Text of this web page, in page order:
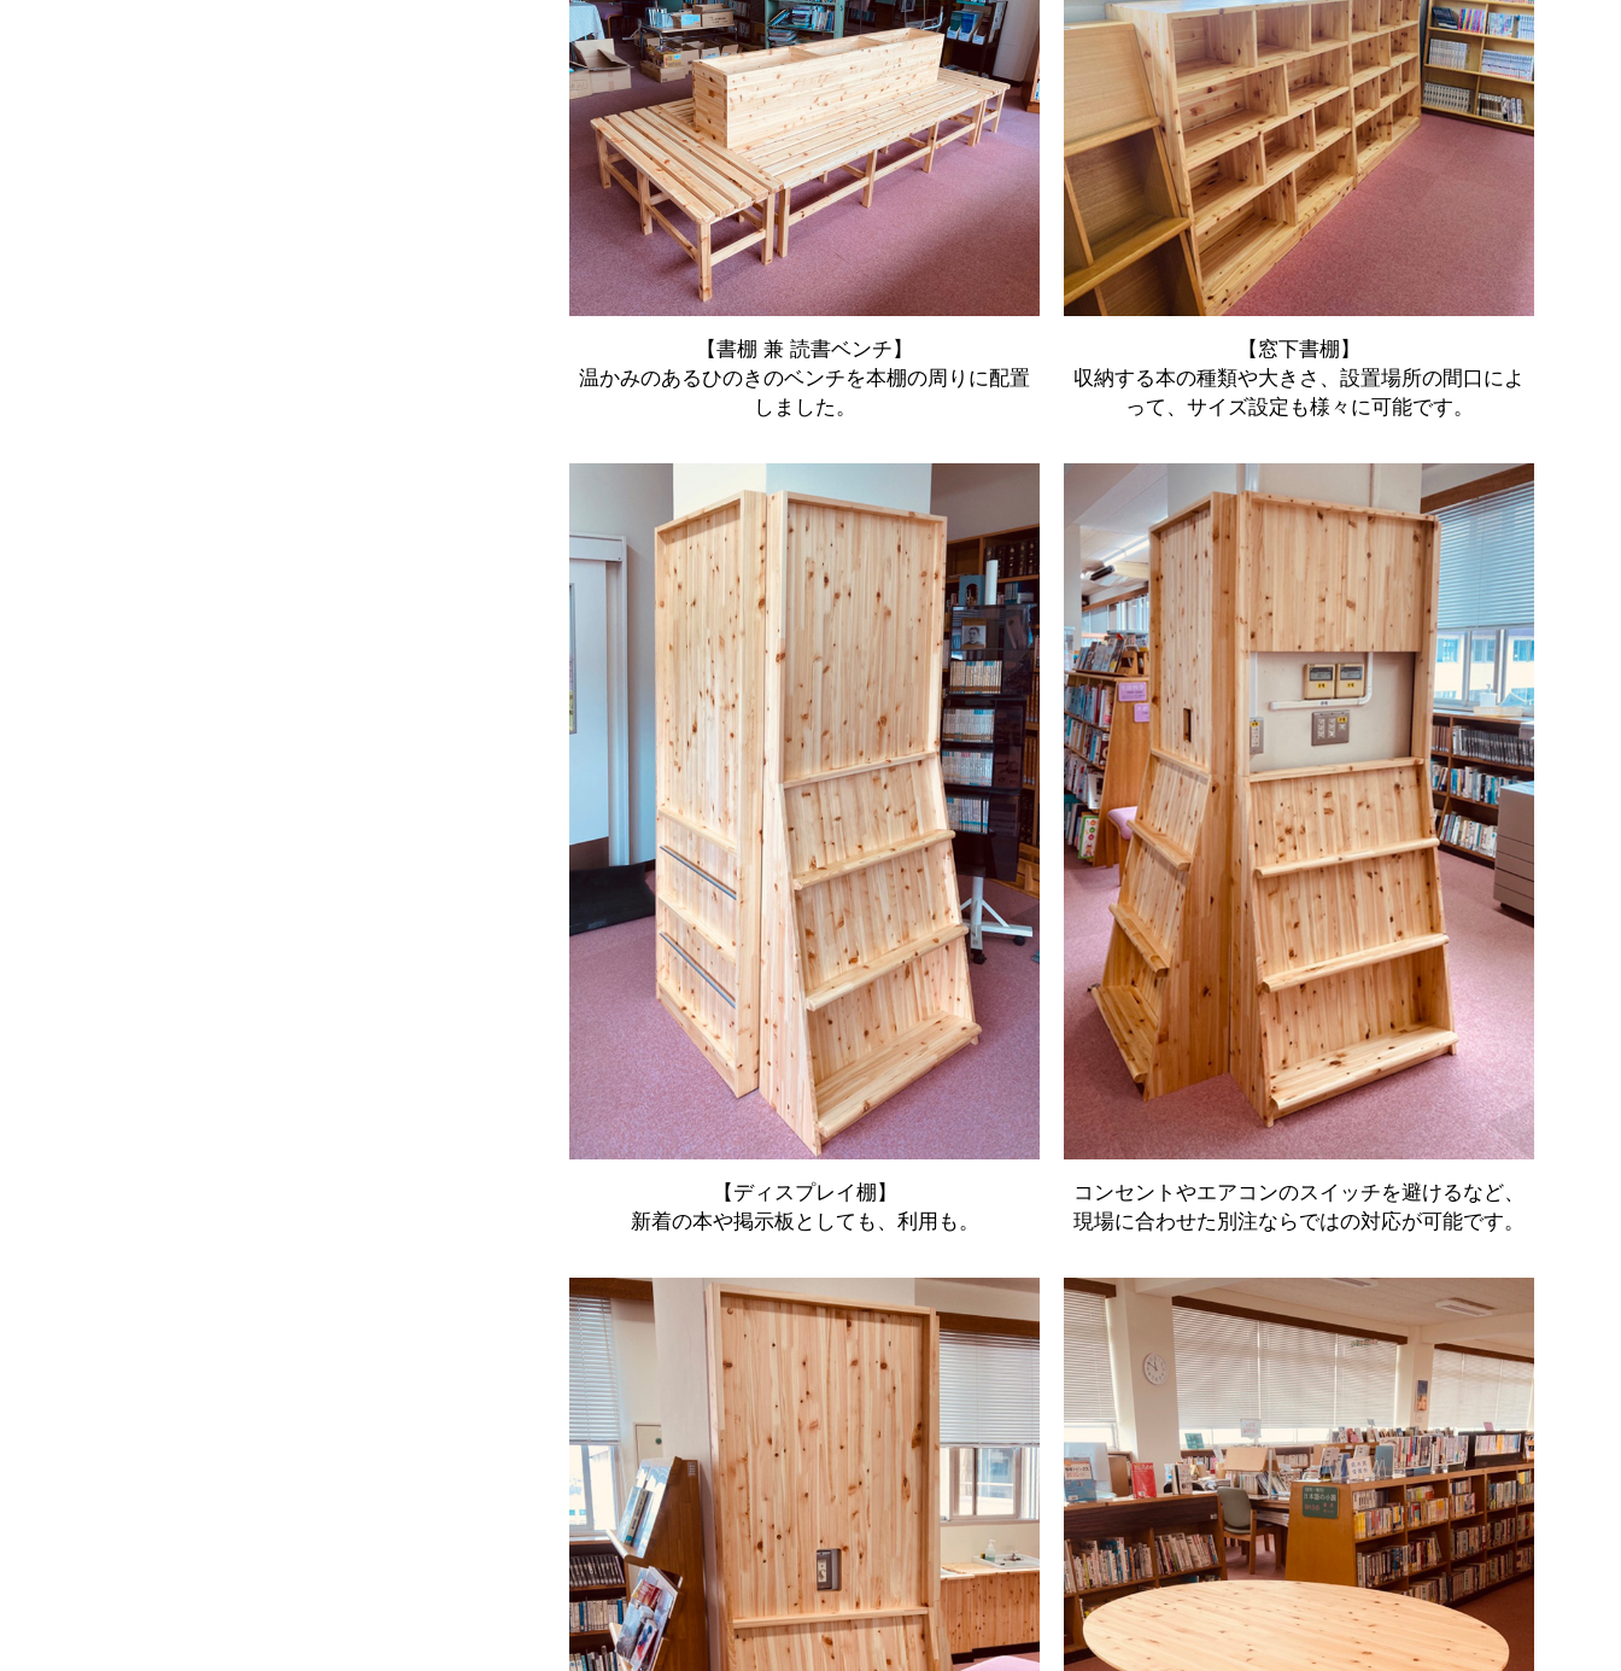
【書棚 兼 読書ベンチ】
温かみのあるひのきのベンチを本棚の周りに配置
しました。
【窓下書棚】
収納する本の種類や大きさ、設置場所の間口によ
って、サイズ設定も様々に可能です。
【ディスプレイ棚】
新着の本や掲示板としても、利用も。
コンセントやエアコンのスイッチを避けるなど、
現場に合わせた別注ならではの対応が可能です。